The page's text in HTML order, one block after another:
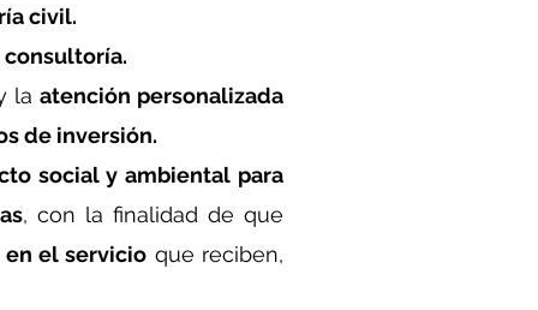
civil.
la atención personalizada
de inversión.
social y ambiental para
, con la finalidad de que
el servicio que reciben,